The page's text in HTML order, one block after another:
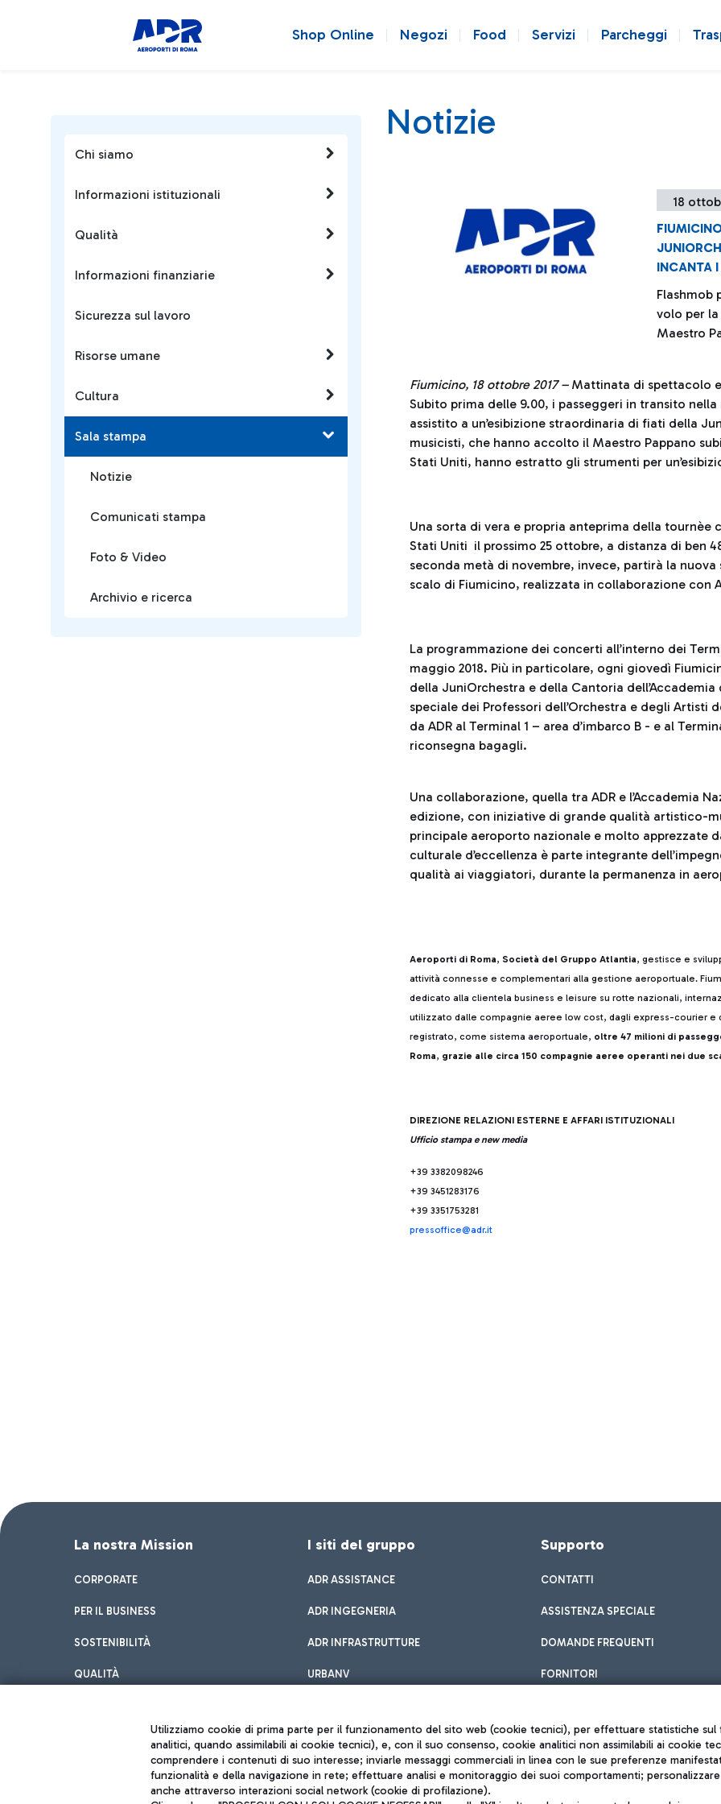
Shop Online Negozi Food Servizi Parcheggi
Chi siamo
Informazioni istituzionali
Qualità
Informazioni finanziarie
Sicurezza sul lavoro
Risorse umane
Cultura
Sala stampa
Notizie
Comunicati stampa
Foto & Video
Archivio e ricerca
Notizie
18
INCANTA I
Flashmob
volo per la
Maestro
Fiumicino, 18 ottobre 2017 – Mattinata di spettacolo
Subito prima delle 9.00, i passeggeri in transito
assistito a un’esibizione straordinaria di fiati della
musicisti, che hanno accolto il Maestro Pappano
Stati Uniti, hanno estratto gli strumenti per
Una sorta di vera e propria anteprima della
Stati Uniti il prossimo 25 ottobre, a distanza di ben
seconda metà di novembre, invece, partirà la
scalo di Fiumicino, realizzata in collaborazione con
La programmazione dei concerti all’interno dei
maggio 2018. Più in particolare, ogni giovedì
della JuniOrchestra e della Cantoria
speciale dei Professori dell’Orchestra e degli
da ADR al Terminal 1 – area d’imbarco B - e al
riconsegna bagagli.
Una collaborazione, quella tra ADR e l’Accademia
edizione, con iniziative di grande qualità artistico-
principale aeroporto nazionale e molto apprezzate
culturale d’eccellenza è parte integrante
qualità ai viaggiatori, durante la permanenza in
Aeroporti di Roma, Società del Gruppo Atlantia, gestisce e
attività connesse e complementari alla gestione aeroportuale.
dedicato alla clientela business e leisure su rotte nazionali,
utilizzato dalle compagnie aeree low cost, dagli express-courier e
registrato, come sistema aeroportuale, oltre 47 milioni di
Roma, grazie alle circa 150 compagnie aeree operanti nei due
DIREZIONE RELAZIONI ESTERNE E AFFARI ISTITUZIONALI
Ufficio stampa e new media
+39 3382098246
+39 3451283176
+39 3351753281
pressoffice@adr.it
La nostra Mission
CORPORATE
PER IL BUSINESS
SOSTENIBILITÀ
QUALITÀ
I siti del gruppo
ADR ASSISTANCE
ADR INGEGNERIA
ADR INFRASTRUTTURE
URBANV
Supporto
CONTATTI
ASSISTENZA SPECIALE
DOMANDE FREQUENTI
FORNITORI
Utilizziamo cookie di prima parte per il funzionamento del sito web (cookie tecnici), per effettuare statistiche
analitici, quando assimilabili ai cookie tecnici), e, con il suo consenso, cookie analitici non assimilabili ai cookie
comprendere i contenuti di suo interesse; inviarle messaggi commerciali in linea con le sue preferenze
funzionalità e della navigazione in rete; effettuare analisi e monitoraggio dei suoi comportamenti;
anche attraverso interazioni social network (cookie di profilazione).